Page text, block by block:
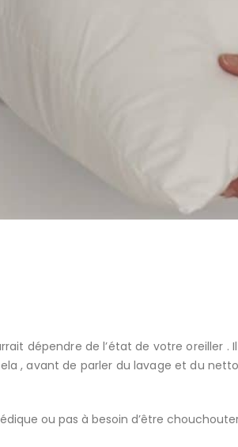
dépendre de l’état de votre oreiller
, avant de parler du lavage et du
ou pas à besoin d’être